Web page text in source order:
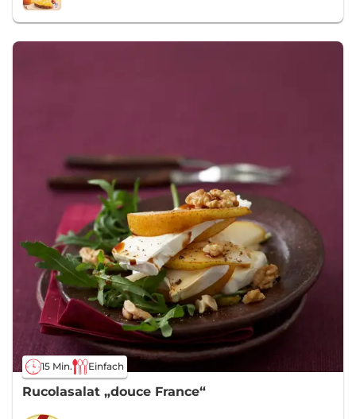
15 Min. Einfach
Rucolasalat „douce France“